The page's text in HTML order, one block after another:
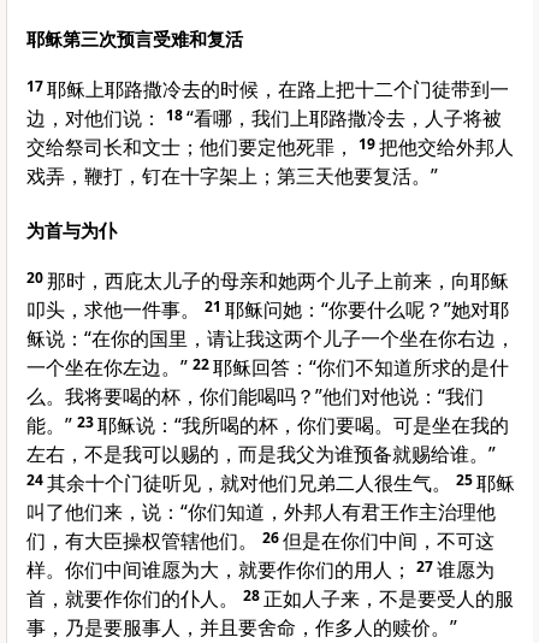
耶稣第三次预言受难和复活
17耶稣上耶路撒冷去的时候，在路上把十二个门徒带到一
边，对他们说：
18“看哪，我们上耶路撒冷去，人子将被
交给祭司长和文士；他们要定他死罪，
19把他交给外邦人
戏弄，鞭打，钉在十字架上；第三天他要复活。”
为首与为仆
20那时， 西庇太儿子的母亲和她两个儿子上前来，向耶稣
叩头，求他一件事。
21 耶稣问她：“你要什么呢？”她对耶
稣说：“在你的国里，请让我这两个儿子一个坐在你右边，
一个坐在你左边。” 22耶稣回答：“你们不知道所求的是什
么。我将要喝的杯，你们能喝吗？”他们对他说：“我们
能。” 23耶稣说：“我所喝的杯，你们要喝。可是坐在我的
左右，不是我可以赐的，而是我父为谁预备就赐给谁。”
24其余十个门徒听见，就对他们兄弟二人很生气。 25耶稣
叫了他们来，说：“你们知道，外邦人有君王作主治理他
们，有大臣操权管辖他们。
26但是在你们中间，不可这
样。你们中间谁愿为大，就要作你们的用人；
27谁愿为
首，就要作你们的仆人。
28 正如人子来，不是要受人的服
事，乃是要服事人，并且要舍命，作多人的赎价。”